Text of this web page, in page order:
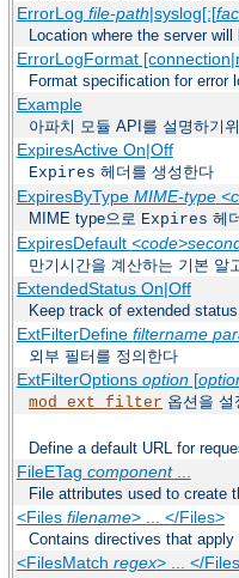
ErrorLog file-path|syslog[:[
Location where the server will
ErrorLogFormat
Format specification for error
Example
아파치 모듈 API를 설명하기
ExpiresActive On|Off
Expires 헤더를 생성한다
ExpiresByType MIME-type
MIME type으로 Expires 헤
ExpiresDefault
만기시간을 계산하는 기본 알
ExtendedStatus On|Off
Keep track of extended
ExtFilterDefine filtername
외부 필터를 정의한다
ExtFilterOptions option[
mod_ext_filter 옵션을 설
Define a default URL for
FileETag component...
File attributes used to create
<Files filename> ... </Files>
Contains directives that
<FilesMatch regex> ... </